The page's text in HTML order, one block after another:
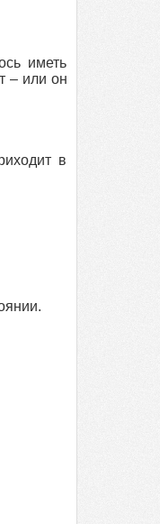
иметь
– или он
в